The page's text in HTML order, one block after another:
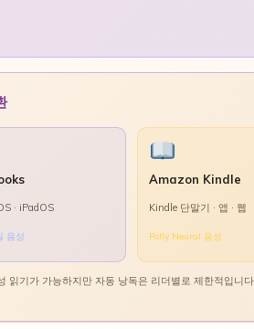
· iPadOS
음성
Amazon Kindle
Kindle 단말기 · 앱 · 웹
Polly Neural 음성
읽기가 가능하지만 자동 낭독은 리더별로 제한적입니